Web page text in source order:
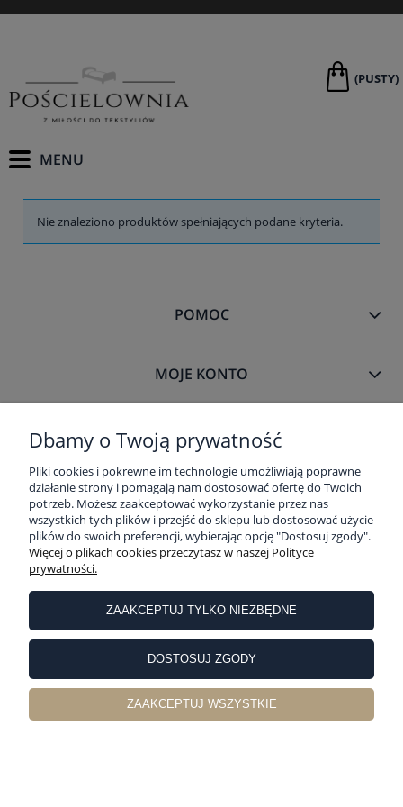
(PUSTY)
Nie znaleziono produktów spełniających podane kryteria.
POMOC
MOJE KONTO
PŁATNOŚCI I DOSTAWA
INFORMACJE
O NAS
Sklep internetowy Pościelownia | ul. Partyzancka 10, 63-400 Ostrów
sklep@poscielownia.pl|786 821 018| NIP: 6222220053 |
pokaż pełną wersję strony
Sklep internetowy Shoper Premium
Dbamy o Twoją prywatność
Pliki cookies i pokrewne im technologie umożliwiają poprawne
działanie strony i pomagają nam dostosować ofertę do Twoich
potrzeb. Możesz zaakceptować wykorzystanie przez nas
wszystkich tych plików i przejść do sklepu lub dostosować użycie
plików do swoich preferencji, wybierając opcję "Dostosuj zgody".
Więcej o plikach cookies przeczytasz w naszej Polityce
prywatności.
ZAAKCEPTUJ TYLKO NIEZBĘDNE
DOSTOSUJ ZGODY
ZAAKCEPTUJ WSZYSTKIE